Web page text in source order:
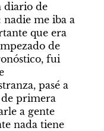
diario de
me iba a
que era
de
fui
pasé a
primera
a gente
nada tiene